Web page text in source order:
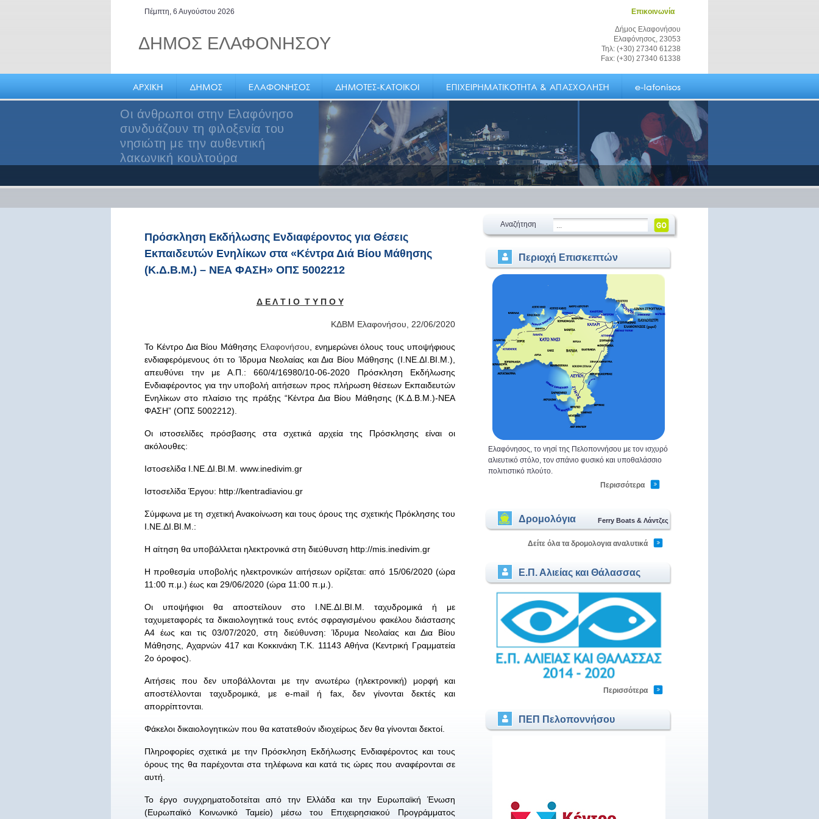
Πέμπτη, 6 Αυγούστου 2026 Επικοινωνία
ΔΗΜΟΣ ΕΛΑΦΟΝΗΣΟΥ
Δήμος Ελαφονήσου
Ελαφόνησος, 23053
Τηλ: (+30) 27340 61238
Fax: (+30) 27340 61338
Οι άνθρωποι στην Ελαφόνησο
συνδυάζουν τη φιλοξενία του
νησιώτη με την αυθεντική
λακωνική κουλτούρα
Πρόσκληση Εκδήλωσης Ενδιαφέροντος για Θέσεις
Εκπαιδευτών Ενηλίκων στα «Κέντρα Διά Βίου Μάθησης
(Κ.Δ.Β.Μ.) – ΝΕΑ ΦΑΣΗ» ΟΠΣ 5002212
Δ Ε Λ Τ Ι Ο Τ Υ Π Ο Υ
ΚΔΒΜ Ελαφονήσου, 22/06/2020
Το Κέντρο Δια Βίου Μάθησης Ελαφονήσου , ενημερώνει όλους τους υποψήφιους
ενδιαφερόμενους ότι το Ίδρυμα Νεολαίας και Δια Βίου Μάθησης (Ι.ΝΕ.ΔΙ.ΒΙ.Μ.),
απευθύνει την με Α.Π.: 660/4/16980/10-06-2020 Πρόσκληση Εκδήλωσης
Ενδιαφέροντος για την υποβολή αιτήσεων προς πλήρωση θέσεων Εκπαιδευτών
Ενηλίκων στο πλαίσιο της πράξης “Κέντρα Δια Βίου Μάθησης (Κ.Δ.Β.Μ.)-ΝΕΑ
ΦΑΣΗ” (ΟΠΣ 5002212).
Οι ιστοσελίδες πρόσβασης στα σχετικά αρχεία της Πρόσκλησης είναι οι
ακόλουθες:
Ιστοσελίδα Ι.ΝΕ.ΔΙ.ΒΙ.Μ. www.inedivim.gr
Ιστοσελίδα Έργου: http://kentradiaviou.gr
Σύμφωνα με τη σχετική Ανακοίνωση και τους όρους της σχετικής Πρόκλησης του
Ι.ΝΕ.ΔΙ.ΒΙ.Μ.:
Η αίτηση θα υποβάλλεται ηλεκτρονικά στη διεύθυνση http://mis.inedivim.gr
H προθεσμία υποβολής ηλεκτρονικών αιτήσεων ορίζεται: από 15/06/2020 (ώρα
11:00 π.μ.) έως και 29/06/2020 (ώρα 11:00 π.μ.).
Οι υποψήφιοι θα αποστείλουν στο Ι.ΝΕ.ΔΙ.ΒΙ.Μ. ταχυδρομικά ή με
ταχυμεταφορές τα δικαιολογητικά τους εντός σφραγισμένου φακέλου διάστασης
Α4 έως και τις 03/07/2020, στη διεύθυνση: Ίδρυμα Νεολαίας και Δια Βίου
Μάθησης, Αχαρνών 417 και Κοκκινάκη Τ.Κ. 11143 Αθήνα (Κεντρική Γραμματεία
2ο όροφος).
Αιτήσεις που δεν υποβάλλονται με την ανωτέρω (ηλεκτρονική) μορφή και
αποστέλλονται ταχυδρομικά, με e-mail ή fax, δεν γίνονται δεκτές και
απορρίπτονται.
Φάκελοι δικαιολογητικών που θα κατατεθούν ιδιοχείρως δεν θα γίνονται δεκτοί.
Πληροφορίες σχετικά με την Πρόσκληση Εκδήλωσης Ενδιαφέροντος και τους
όρους της θα παρέχονται στα τηλέφωνα και κατά τις ώρες που αναφέρονται σε
αυτή.
Το έργο συγχρηματοδοτείται από την Ελλάδα και την Ευρωπαϊκή Ένωση
(Ευρωπαϊκό Κοινωνικό Ταμείο) μέσω του Επιχειρησιακού Προγράμματος
Αναζήτηση
Περιοχή Επισκεπτών
Ελαφόνησος, το νησί της Πελοποννήσου με τον ισχυρό
αλιευτικό στόλο, τον σπάνιο φυσικό και υποθαλάσσιο
πολιτιστικό πλούτο.
Περισσότερα
Δρομολόγια Ferry Boats & Λάντζες
Δείτε όλα τα δρομολογια αναλυτικά
Ε.Π. Αλιείας και Θάλασσας
Περισσότερα
ΠΕΠ Πελοποννήσου